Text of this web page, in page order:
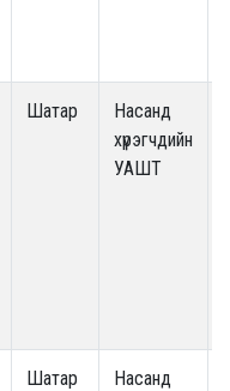
Шатар
Насанд
хүрэгчдийн
УАШТ
Шатар
Насанд